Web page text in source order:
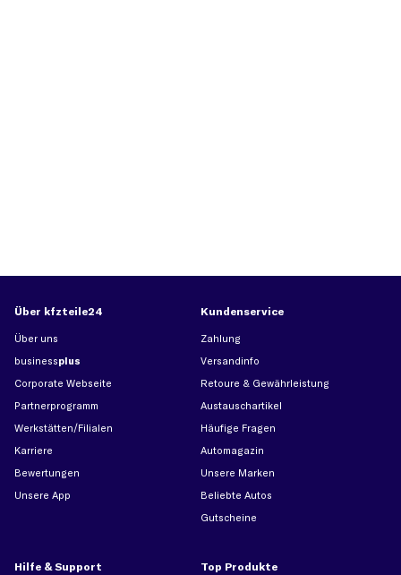
Über kfzteile24
Über uns
businessplus
Corporate Webseite
Partnerprogramm
Werkstätten/Filialen
Karriere
Bewertungen
Unsere App
Kundenservice
Zahlung
Versandinfo
Retoure & Gewährleistung
Austauschartikel
Häufige Fragen
Automagazin
Unsere Marken
Beliebte Autos
Gutscheine
Hilfe & Support Top Produkte